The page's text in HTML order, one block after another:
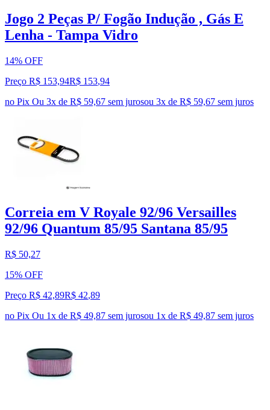
Jogo 2 Peças P/ Fogão Indução , Gás E
Lenha - Tampa Vidro
14% OFF
Preço R$ 153,94R$ 153,94
no Pix Ou 3x de R$ 59,67 sem jurosou 3x de R$ 59,67 sem juros
Correia em V Royale 92/96 Versailles
92/96 Quantum 85/95 Santana 85/95
R$ 50,27
15% OFF
Preço R$ 42,89R$ 42,89
no Pix Ou 1x de R$ 49,87 sem jurosou 1x de R$ 49,87 sem juros